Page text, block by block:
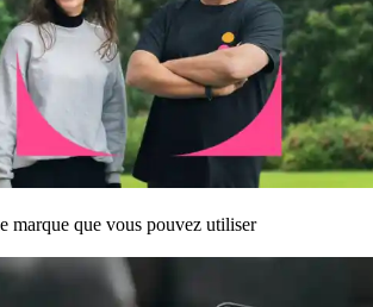
marque que vous pouvez utiliser